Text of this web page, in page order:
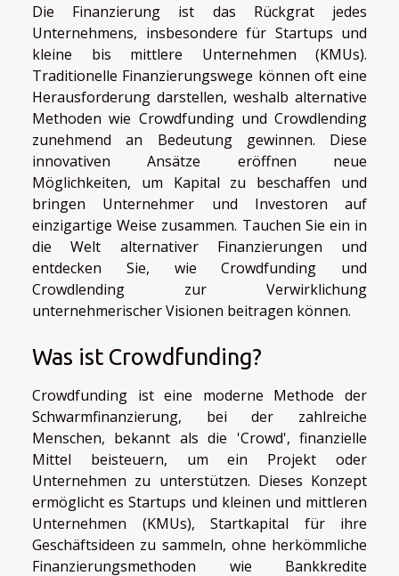
Die Finanzierung ist das Rückgrat jedes
Unternehmens, insbesondere für Startups und
kleine bis mittlere Unternehmen (KMUs).
Traditionelle Finanzierungswege können oft eine
Herausforderung darstellen, weshalb alternative
Methoden wie Crowdfunding und Crowdlending
zunehmend an Bedeutung gewinnen. Diese
innovativen Ansätze eröffnen neue
Möglichkeiten, um Kapital zu beschaffen und
bringen Unternehmer und Investoren auf
einzigartige Weise zusammen. Tauchen Sie ein in
die Welt alternativer Finanzierungen und
entdecken Sie, wie Crowdfunding und
Crowdlending zur Verwirklichung
unternehmerischer Visionen beitragen können.
Was ist Crowdfunding?
Crowdfunding ist eine moderne Methode der
Schwarmfinanzierung, bei der zahlreiche
Menschen, bekannt als die 'Crowd', finanzielle
Mittel beisteuern, um ein Projekt oder
Unternehmen zu unterstützen. Dieses Konzept
ermöglicht es Startups und kleinen und mittleren
Unternehmen (KMUs), Startkapital für ihre
Geschäftsideen zu sammeln, ohne herkömmliche
Finanzierungsmethoden wie Bankkredite